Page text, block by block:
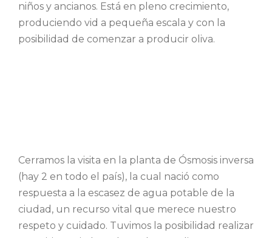
niños y ancianos. Está en pleno crecimiento,
produciendo vid a pequeña escala y con la
posibilidad de comenzar a producir oliva.
Cerramos la visita en la planta de Ósmosis inversa
(hay 2 en todo el país), la cual nació como
respuesta a la escasez de agua potable de la
ciudad, un recurso vital que merece nuestro
respeto y cuidado. Tuvimos la posibilidad realizar